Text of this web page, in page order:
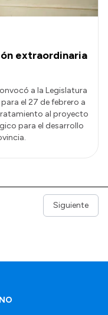
extraordinaria
a la Legislatura
el 27 de febrero a
al proyecto
para el desarrollo
Siguiente